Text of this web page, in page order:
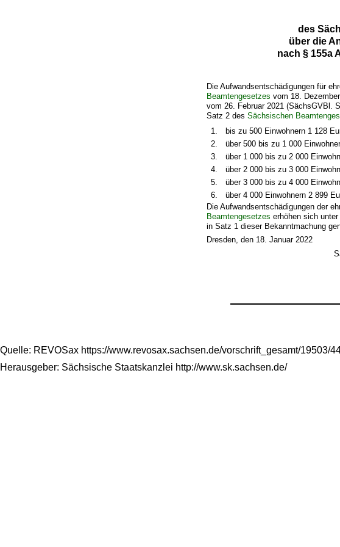
des
über die
nach § 155a
Die Aufwandsentschädigungen für
Beamtengesetzes vom 18.
vom 26. Februar 2021 (SächsGVBl.
Satz 2 desSächsischen
1.
bis zu 500 Einwohnern 1 128
2.
über 500 bis zu 1 000
3.
über 1 000 bis zu 2 000
4.
über 2 000 bis zu 3 000
5.
über 3 000 bis zu 4 000
6.
über 4 000 Einwohnern 2 899
Die Aufwandsentschädigungen der
Beamtengesetzes erhöhen sich
in Satz 1 dieser Bekanntmachung
Dresden, den 18. Januar 2022
Quelle: REVOSax https://www.revosax.sachsen.de/vorschrift_gesamt/19503/
Herausgeber: Sächsische Staatskanzlei http://www.sk.sachsen.de/